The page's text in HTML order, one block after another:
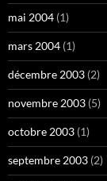
mai 2004 (1)
mars 2004 (1)
décembre 2003 (2)
novembre 2003 (5)
octobre 2003 (1)
septembre 2003 (2)